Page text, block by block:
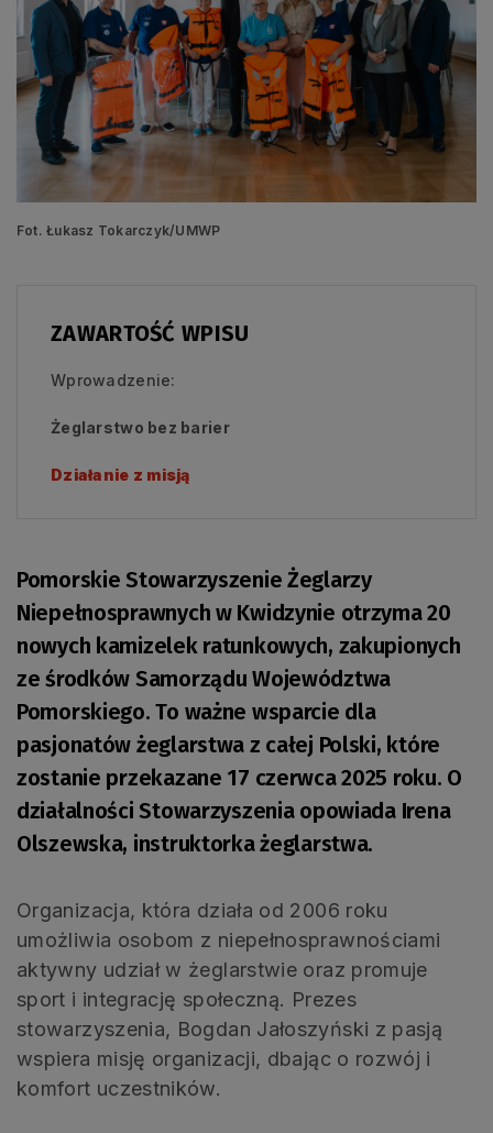
Fot. Łukasz Tokarczyk/UMWP
ZAWARTOŚĆ WPISU
Wprowadzenie:
Żeglarstwo bez barier
Działanie z misją
Pomorskie Stowarzyszenie Żeglarzy
Niepełnosprawnych w Kwidzynie otrzyma 20
nowych kamizelek ratunkowych, zakupionych
ze środków Samorządu Województwa
Pomorskiego. To ważne wsparcie dla
pasjonatów żeglarstwa z całej Polski, które
zostanie przekazane 17 czerwca 2025 roku. O
działalności Stowarzyszenia opowiada Irena
Olszewska, instruktorka żeglarstwa.
Organizacja, która działa od 2006 roku
umożliwia osobom z niepełnosprawnościami
aktywny udział w żeglarstwie oraz promuje
sport i integrację społeczną. Prezes
stowarzyszenia, Bogdan Jałoszyński z pasją
wspiera misję organizacji, dbając o rozwój i
komfort uczestników.